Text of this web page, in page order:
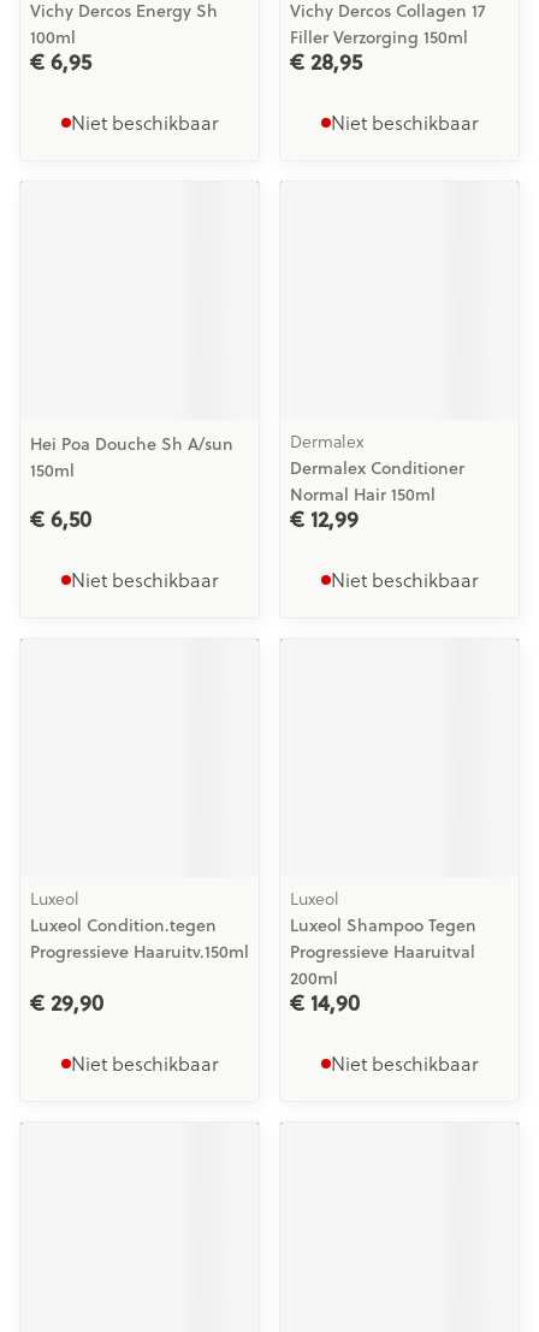
Vichy Dercos Energy Sh
100ml
€ 6,95
Niet beschikbaar
Vichy Dercos Collagen 17
Filler Verzorging 150ml
€ 28,95
Niet beschikbaar
Hei Poa Douche Sh A/sun
150ml
€ 6,50
Niet beschikbaar
Dermalex
Dermalex Conditioner
Normal Hair 150ml
€ 12,99
Niet beschikbaar
Luxeol
Luxeol Condition.tegen
Progressieve Haaruitv.150ml
€ 29,90
Niet beschikbaar
Luxeol
Luxeol Shampoo Tegen
Progressieve Haaruitval
200ml
€ 14,90
Niet beschikbaar